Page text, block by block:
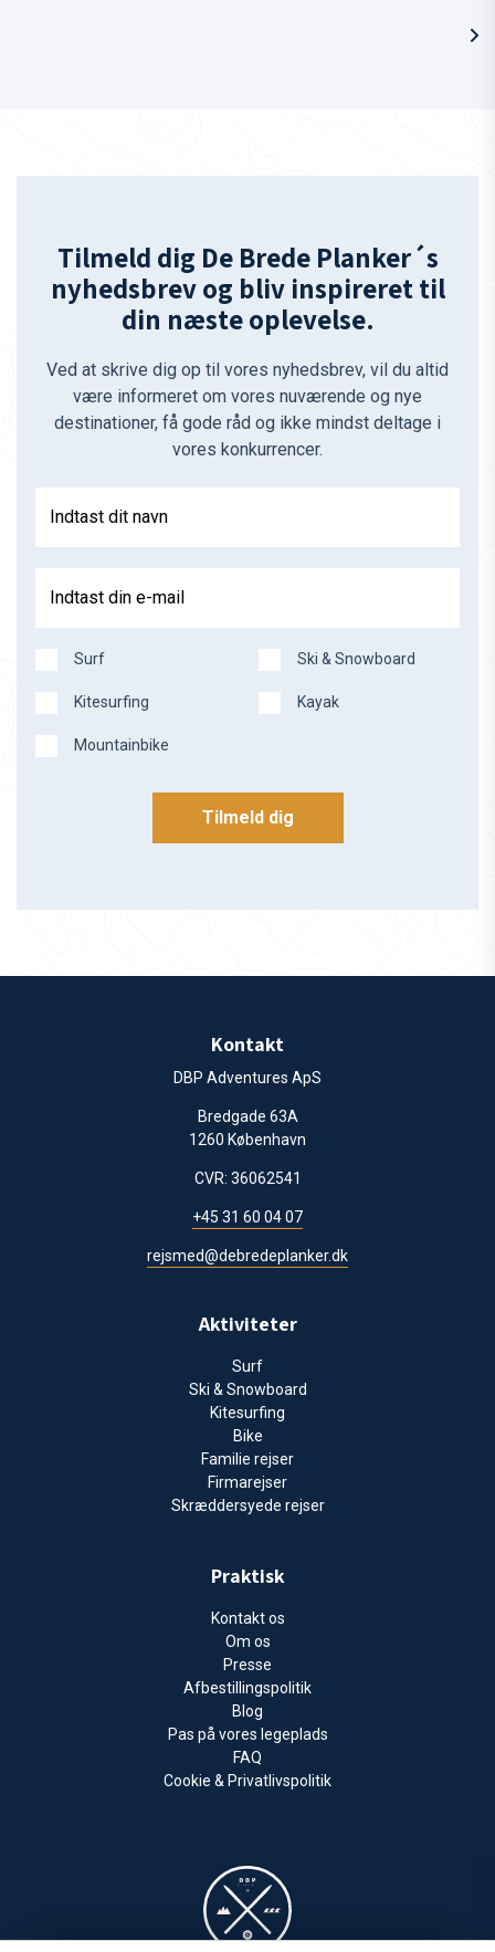
Tilmeld dig De Brede Planker´s
nyhedsbrev og bliv inspireret til
din næste oplevelse.
Ved at skrive dig op til vores nyhedsbrev, vil du altid
være informeret om vores nuværende og nye
destinationer, få gode råd og ikke mindst deltage i
vores konkurrencer.
Indtast dit navn
Indtast din e-mail
Surf Ski & Snowboard
Kitesurfing Kayak
Mountainbike
Tilmeld dig
Kontakt
DBP Adventures ApS
Bredgade 63A
1260 København
CVR: 36062541
+45 31 60 04 07
rejsmed@debredeplanker.dk
Aktiviteter
Surf
Ski & Snowboard
Kitesurfing
Bike
Familie rejser
Firmarejser
Skræddersyede rejser
Praktisk
Kontakt os
Om os
Presse
Afbestillingspolitik
Blog
Pas på vores legeplads
FAQ
Cookie & Privatlivspolitik